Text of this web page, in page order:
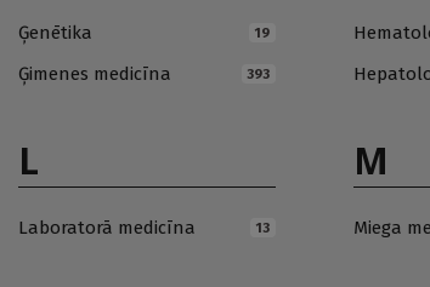
Ģenētika 19
Ģimenes medicīna 393
L
Laboratorā medicīna 13
M
Miega